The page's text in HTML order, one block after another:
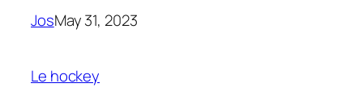
JosMay 31, 2023
Le hockey